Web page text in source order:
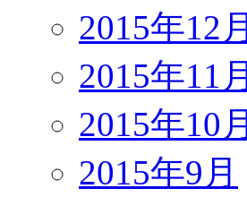
2015年12月
2015年11月
2015年10月
2015年9月